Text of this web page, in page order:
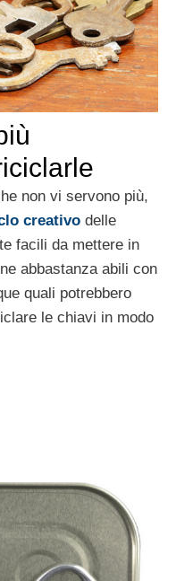
non vi servono più,
creativo delle
facili da mettere in
abbastanza abili con
quali potrebbero
le chiavi in modo